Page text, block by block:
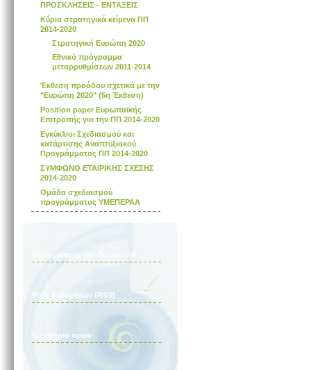
ΠΡΟΣΚΛΗΣΕΙΣ - ΕΝΤΑΞΕΙΣ
Κύρια στρατηγικά κείμενα ΠΠ
2014-2020
Στρατηγική Ευρώπη 2020
Εθνικό πρόγραμμα
μεταρρυθμίσεων 2011-2014
Έκθεση προόδου σχετικά με την
"Ευρώπη 2020" (5η Έκθεση)
Position paper Ευρωπαϊκής
Επιτροπής για την ΠΠ 2014-2020
Εγκύκλιοι Σχεδιασμού και
κατάρτισης Αναπτυξιακού
Προγράμματος ΠΠ 2014-2020
ΣΥΜΦΩΝΟ ΕΤΑΙΡΙΚΗΣ ΣΧΕΣΗΣ
2014-2020
Ομάδα σχεδιασμού
προγράμματος ΥΜΕΠΕΡΑΑ
Φωτογραφίες και Πολυμέσα
Ροές δεδομένων (RSS)
Ευρετήριο όρων